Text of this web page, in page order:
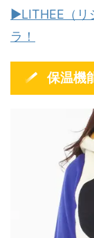
▶LITHEE（リ
ラ！
保温機